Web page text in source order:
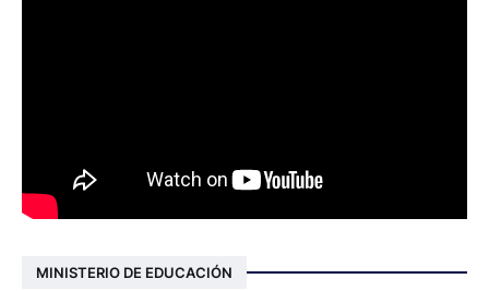
MINISTERIO DE EDUCACIÓN